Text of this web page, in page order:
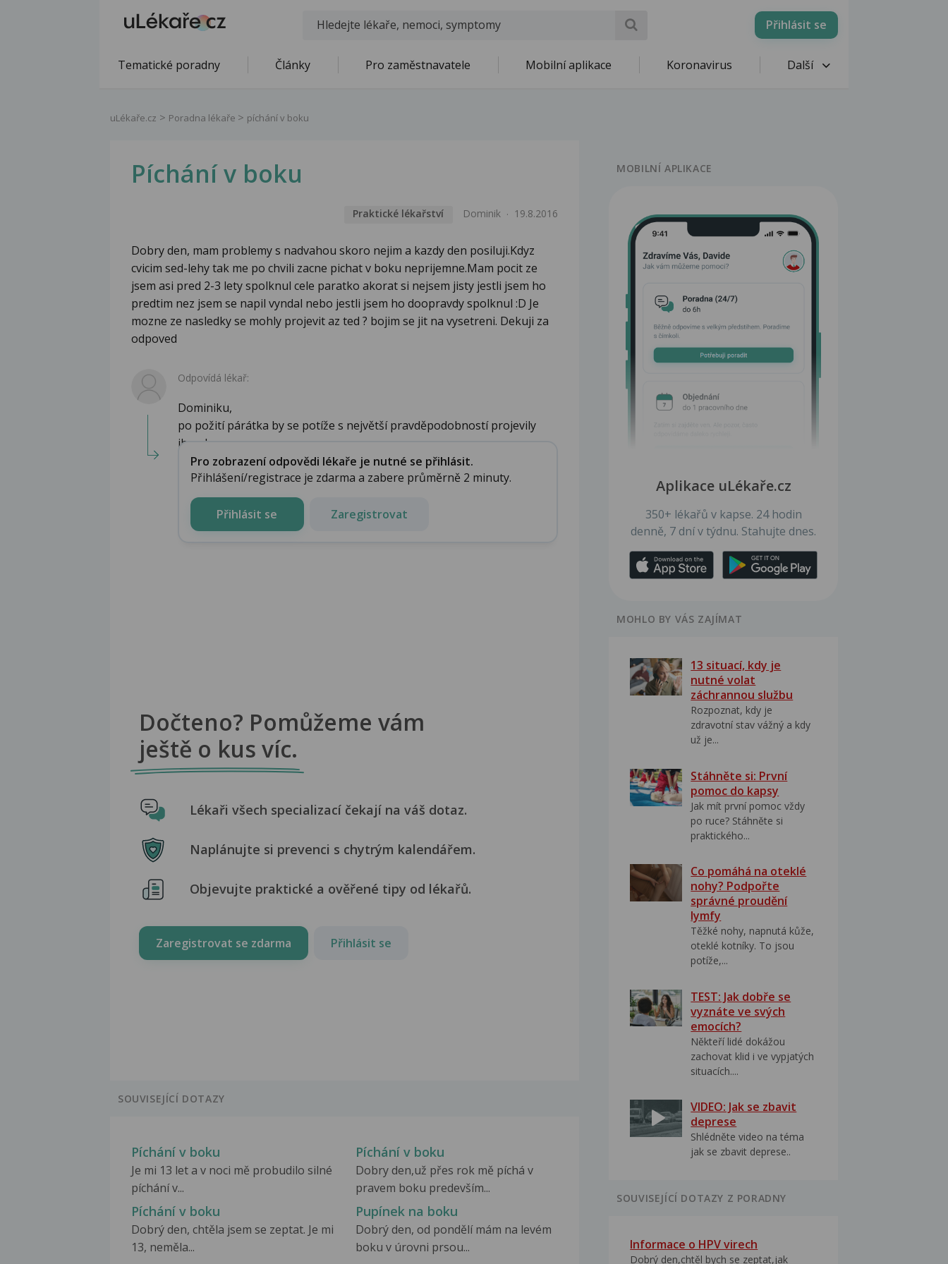
Přihlásit se
Tematické poradny Články Pro zaměstnavatele Mobilní aplikace Koronavirus Další
uLékaře.cz Poradna lékaře píchání v boku
Píchání v boku
Praktické lékařství Dominik 19.8.2016
Dobry den, mam problemy s nadvahou skoro nejim a kazdy den posiluji.Kdyz
cvicim sed-lehy tak me po chvili zacne pichat v boku neprijemne.Mam pocit ze
jsem asi pred 2-3 lety spolknul cele paratko akorat si nejsem jisty jestli jsem ho
predtim nez jsem se napil vyndal nebo jestli jsem ho doopravdy spolknul :D Je
mozne ze nasledky se mohly projevit az ted ? bojim se jit na vysetreni. Dekuji za
odpoved
Odpovídá lékař:
Dominiku,
po požití párátka by se potíže s největší pravděpodobností projevily
ihned a z...
Pro zobrazení odpovědi lékaře je nutné se přihlásit.
Přihlášení/registrace je zdarma a zabere průměrně 2 minuty.
Přihlásit se Zaregistrovat
Dočteno? Pomůžeme vám
ještě o kus víc.
Lékaři všech specializací čekají na váš dotaz.
Naplánujte si prevenci s chytrým kalendářem.
Objevujte praktické a ověřené tipy od lékařů.
Zaregistrovat se zdarma Přihlásit se
SOUVISEJÍCÍ DOTAZY
Píchání v boku
Je mi 13 let a v noci mě probudilo silné
píchání v...
Píchání v boku
Dobry den,už přes rok mě píchá v
pravem boku predevším...
Píchání v boku
Dobrý den, chtěla jsem se zeptat. Je mi
13, neměla...
Pupínek na boku
Dobrý den, od pondělí mám na levém
boku v úrovni prsou...
MOBILNÍ APLIKACE
Aplikace uLékaře.cz
350+ lékařů v kapse. 24 hodin
denně, 7 dní v týdnu. Stahujte dnes.
MOHLO BY VÁS ZAJÍMAT
13 situací, kdy je
nutné volat
záchrannou službu
Rozpoznat, kdy je
zdravotní stav vážný a kdy
už je...
Stáhněte si: První
pomoc do kapsy
Jak mít první pomoc vždy
po ruce? Stáhněte si
praktického...
Co pomáhá na oteklé
nohy? Podpořte
správné proudění
lymfy
Těžké nohy, napnutá kůže,
oteklé kotníky. To jsou
potíže,...
TEST: Jak dobře se
vyznáte ve svých
emocích?
Někteří lidé dokážou
zachovat klid i ve vypjatých
situacích....
VIDEO: Jak se zbavit
deprese
Shlédněte video na téma
jak se zbavit deprese..
SOUVISEJÍCÍ DOTAZY Z PORADNY
Informace o HPV virech
Dobrý den,chtěl bych se zeptat,jak